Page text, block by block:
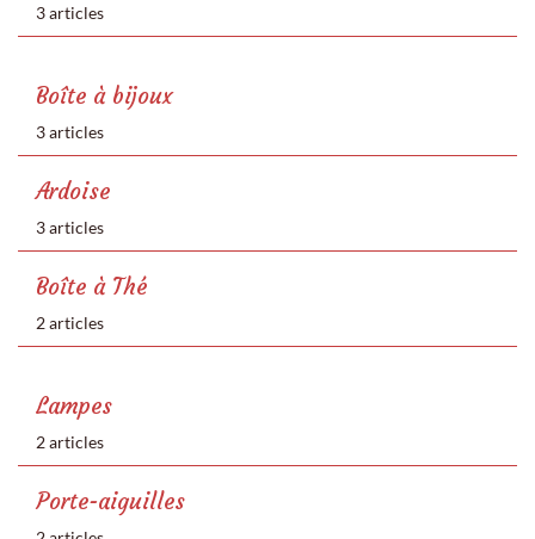
3 articles
Boîte à bijoux
3 articles
Ardoise
3 articles
Boîte à Thé
2 articles
Lampes
2 articles
Porte-aiguilles